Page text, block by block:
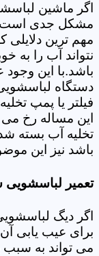
اگر ماشین
مشکل جدی است
مهم ترین
نتواند آب را به
باشد.با این
دستگاه
فیلتر یا پمپ
این مساله رخ
تخلیه آب بسته
باشد نیز این
تعمیر لباسشویی
اگر دیگ
برای عیب یابی آن
می تواند به